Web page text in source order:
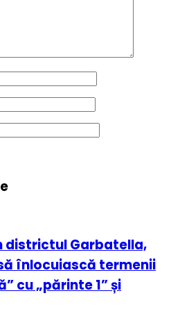
districtul Garbatella,
înlocuiască termenii
cu „părinte 1” și